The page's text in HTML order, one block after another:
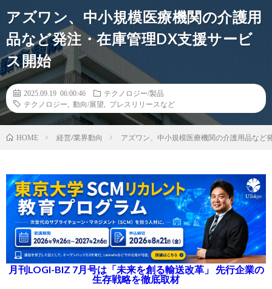
アズワン、中小規模医療機関の介護用
品など発注・在庫管理DX支援サービ
ス開始
2025.09.19 06:00:46
テクノロジー/製品
テクノロジー
動向/展望 プレスリリースなど
HOME 経営/業界動向 アズワン、中小規模医療機関の介護用品など
月刊LOGI-BIZ 7月号は「未来を創る輸送改革」 先行企業の
生存戦略を徹底取材